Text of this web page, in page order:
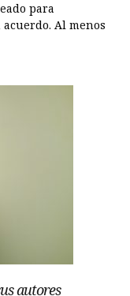
para
Al menos
autores